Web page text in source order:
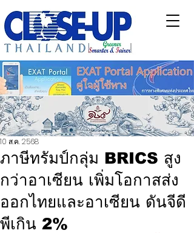
ภาษีทรัมป์กลุ่ม BRICS สูง
กว่าอาเซียน เพิ่มโอกาสส่ง
ออกไทยและอาเซียน ดันจีดี
พีเกิน 2%
10 ส.ค. 2568